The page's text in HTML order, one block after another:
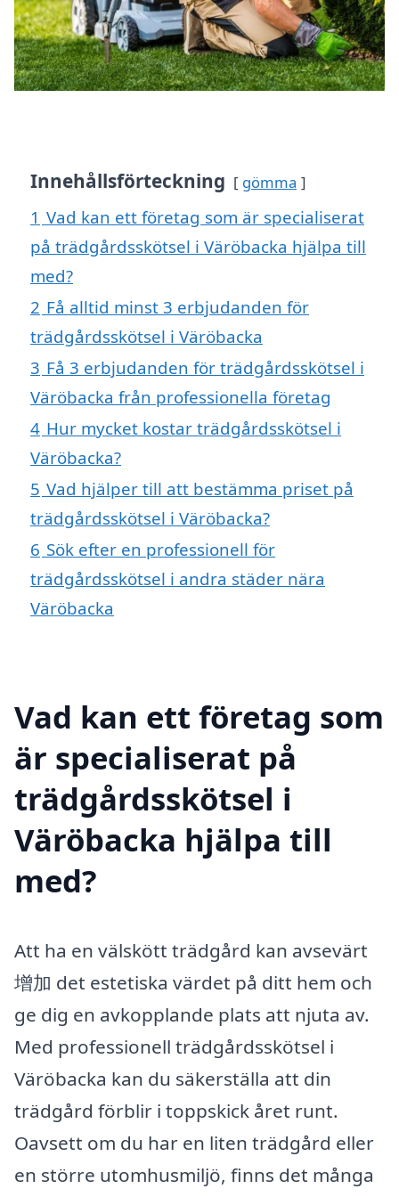
Innehållsförteckning gömma
1 Vad kan ett företag som är specialiserat
på trädgårdsskötsel i Väröbacka hjälpa till
med?
2 Få alltid minst 3 erbjudanden för
trädgårdsskötsel i Väröbacka
3 Få 3 erbjudanden för trädgårdsskötsel i
Väröbacka från professionella företag
4 Hur mycket kostar trädgårdsskötsel i
Väröbacka?
5 Vad hjälper till att bestämma priset på
trädgårdsskötsel i Väröbacka?
6 Sök efter en professionell för
trädgårdsskötsel i andra städer nära
Väröbacka
Vad kan ett företag som
är specialiserat på
trädgårdsskötsel i
Väröbacka hjälpa till
med?
Att ha en välskött trädgård kan avsevärt
增加 det estetiska värdet på ditt hem och
ge dig en avkopplande plats att njuta av.
Med professionell trädgårdsskötsel i
Väröbacka kan du säkerställa att din
trädgård förblir i toppskick året runt.
Oavsett om du har en liten trädgård eller
en större utomhusmiljö, finns det många